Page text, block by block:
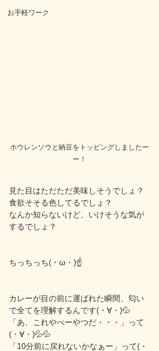
お手軽ワーク
ホウレンソウと納豆をトッピングしましたー
ー！
見た目はただただ美味しそうでしょ？
食欲そそる色してるでしょ？
なんか知らないけど、いけそうな気が
するでしょ？
ちっちっち(・ω・)☝
カレーが目の前に運ばれた瞬間、匂い
で全てを理解するんです(・∀・)💦
「あ、これやべーやつだ・・・」って
(・∀・)💦💦
「10分前に戻れないかなぁー」って(・